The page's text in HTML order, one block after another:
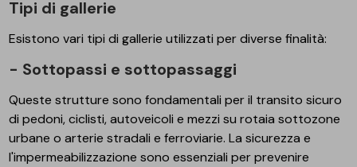
Tipi di gallerie
Esistono vari tipi di gallerie utilizzati per diverse finalità:
- Sottopassi e sottopassaggi
Queste strutture sono fondamentali per il transito sicuro
di pedoni, ciclisti, autoveicoli e mezzi su rotaia sottozone
urbane o arterie stradali e ferroviarie. La sicurezza e
l'impermeabilizzazione sono essenziali per prevenire